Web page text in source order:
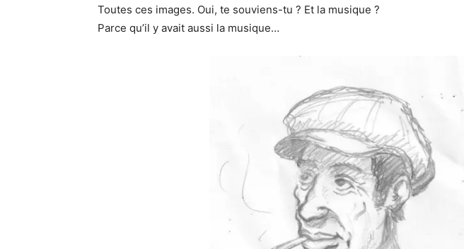
Toutes ces images. Oui, te souviens-tu ? Et la musique ?
Parce qu’il y avait aussi la musique…